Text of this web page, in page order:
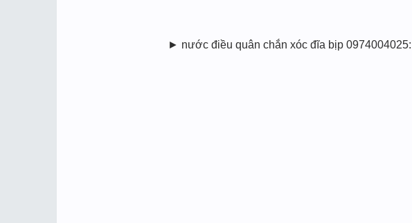
► nước điều quân chắn xóc đĩa bịp 0974004025: